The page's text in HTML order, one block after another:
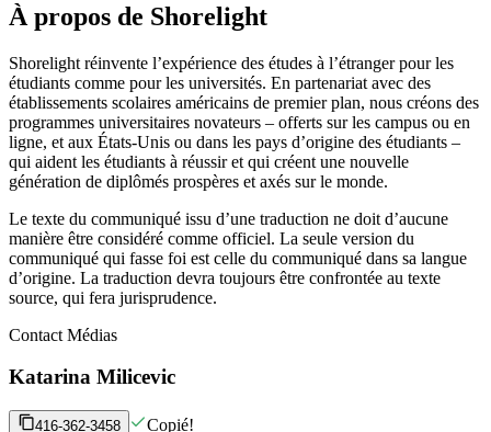
À propos de Shorelight
Shorelight réinvente l’expérience des études à l’étranger pour les
étudiants comme pour les universités. En partenariat avec des
établissements scolaires américains de premier plan, nous créons des
programmes universitaires novateurs – offerts sur les campus ou en
ligne, et aux États-Unis ou dans les pays d’origine des étudiants –
qui aident les étudiants à réussir et qui créent une nouvelle
génération de diplômés prospères et axés sur le monde.
Le texte du communiqué issu d’une traduction ne doit d’aucune
manière être considéré comme officiel. La seule version du
communiqué qui fasse foi est celle du communiqué dans sa langue
d’origine. La traduction devra toujours être confrontée au texte
source, qui fera jurisprudence.
Contact Médias
Katarina Milicevic
416-362-3458
Copié!